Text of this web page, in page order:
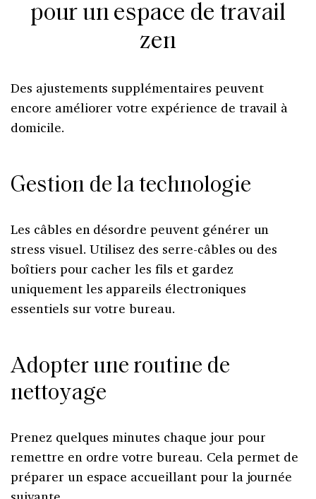
pour un espace de travail
zen
Des ajustements supplémentaires peuvent
encore améliorer votre expérience de travail à
domicile.
Gestion de la technologie
Les câbles en désordre peuvent générer un
stress visuel. Utilisez des serre-câbles ou des
boîtiers pour cacher les fils et gardez
uniquement les appareils électroniques
essentiels sur votre bureau.
Adopter une routine de
nettoyage
Prenez quelques minutes chaque jour pour
remettre en ordre votre bureau. Cela permet de
préparer un espace accueillant pour la journée